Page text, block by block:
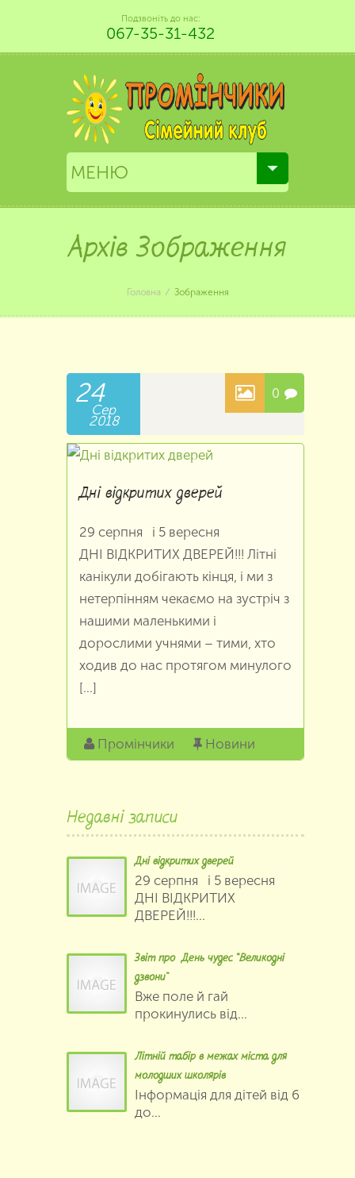
Подзвоніть до нас:
067-35-31-432
Архів Зображення
Головна Зображення
24
Сер
2018
0
Дні відкритих дверей
29 серпня і 5 вересня
ДНІ ВІДКРИТИХ ДВЕРЕЙ!!! Літні
канікули добігають кінця, і ми з
нетерпінням чекаємо на зустріч з
нашими маленькими і
дорослими учнями – тими, хто
ходив до нас протягом минулого
[…]
Промінчики Новини
Недавні записи
Дні відкритих дверей
29 серпня і 5 вересня
ДНІ ВІДКРИТИХ
ДВЕРЕЙ!!!...
Звіт про День чудес “Великодні
дзвони”
Вже поле й гай
прокинулись від...
Літній табір в межах міста для
молодших школярів
Інформація для дітей від 6
до...